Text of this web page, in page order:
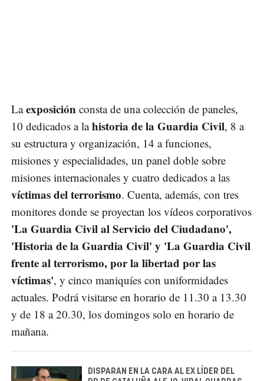
Laexposición consta de una colección de paneles,
10 dedicados a lahistoria de la Guardia Civil, 8 a
su estructura y organización, 14 a funciones,
misiones y especialidades, un panel doble sobre
misiones internacionales y cuatro dedicados a las
víctimas del terrorismo. Cuenta, además, con tres
monitores donde se proyectan los vídeos corporativos
'La Guardia Civil al Servicio del Ciudadano',
'Historia de la Guardia Civil' y 'La Guardia Civil
frente al terrorismo, por la libertad por las
víctimas', y cinco maniquíes con uniformidades
actuales. Podrá visitarse en horario de 11.30 a 13.30
y de 18 a 20.30, los domingos solo en horario de
mañana.
DISPARAN EN LA CARA AL EX LÍDER DEL